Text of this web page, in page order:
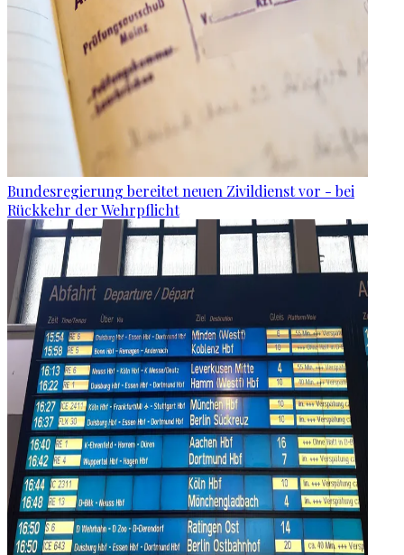
Bundesregierung bereitet neuen Zivildienst vor - bei
Rückkehr der Wehrpflicht